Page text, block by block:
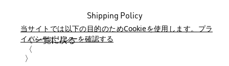
当サイトでは以下の目的のためCookieを使用します。 プラ
イバシーポリシーを確認する
Shipping Policy
《 一覧に戻る
Previous Page
〈
Next Page
〉